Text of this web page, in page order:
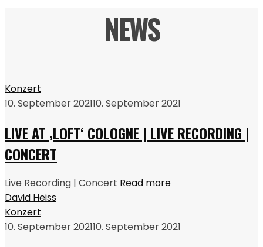
NEWS
Konzert
10. September 202110. September 2021
LIVE AT ‚LOFT‘ COLOGNE | LIVE RECORDING |
CONCERT
Live Recording | Concert Read more
David Heiss
Konzert
10. September 202110. September 2021